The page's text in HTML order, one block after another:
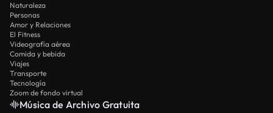
Naturaleza
Personas
Amor y Relaciones
El Fitness
Videografía aérea
Comida y bebida
Viajes
Transporte
Tecnología
Zoom de fondo virtual
Música de Archivo Gratuita